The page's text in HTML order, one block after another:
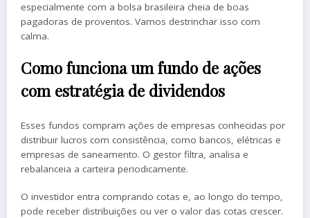
especialmente com a bolsa brasileira cheia de boas
pagadoras de proventos. Vamos destrinchar isso com
calma.
Como funciona um fundo de ações
com estratégia de dividendos
Esses fundos compram ações de empresas conhecidas por
distribuir lucros com consistência, como bancos, elétricas e
empresas de saneamento. O gestor filtra, analisa e
rebalanceia a carteira periodicamente.
O investidor entra comprando cotas e, ao longo do tempo,
pode receber distribuições ou ver o valor das cotas crescer.